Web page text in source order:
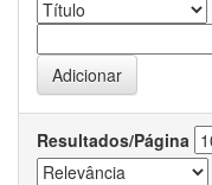
Resultados/Página